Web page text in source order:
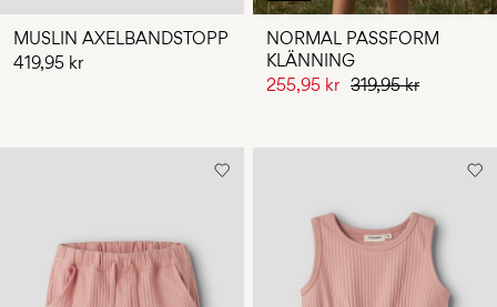
MUSLIN AXELBANDSTOPP
419,95 kr
NORMAL PASSFORM
KLÄNNING
255,95 kr 319,95 kr